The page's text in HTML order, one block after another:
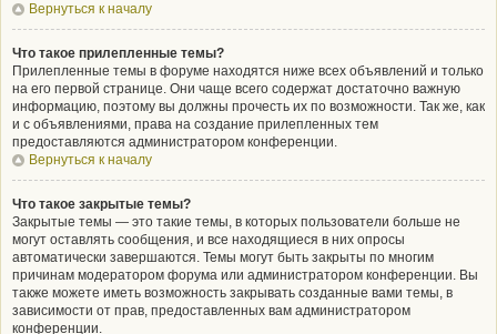
Вернуться к началу
Что такое прилепленные темы?
Прилепленные темы в форуме находятся ниже всех объявлений и только
на его первой странице. Они чаще всего содержат достаточно важную
информацию, поэтому вы должны прочесть их по возможности. Так же, как
и с объявлениями, права на создание прилепленных тем
предоставляются администратором конференции.
Вернуться к началу
Что такое закрытые темы?
Закрытые темы — это такие темы, в которых пользователи больше не
могут оставлять сообщения, и все находящиеся в них опросы
автоматически завершаются. Темы могут быть закрыты по многим
причинам модератором форума или администратором конференции. Вы
также можете иметь возможность закрывать созданные вами темы, в
зависимости от прав, предоставленных вам администратором
конференции.